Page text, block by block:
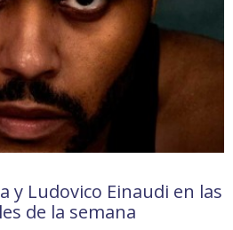
y Ludovico Einaudi en las
de la semana